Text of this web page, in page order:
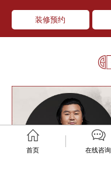
装修预约
首页 在线咨询